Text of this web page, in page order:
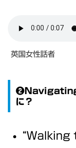
英国女性話者
❷Navigating
に？